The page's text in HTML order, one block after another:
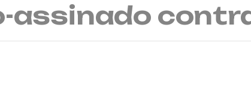
assinado